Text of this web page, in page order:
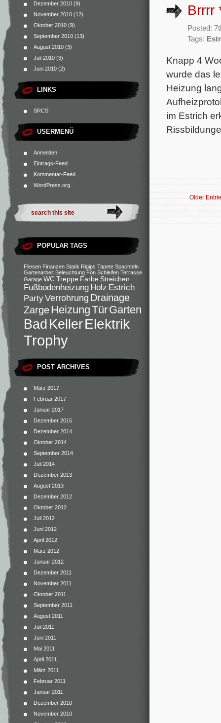
Dezember 2010 (9)
November 2010 (12)
Oktober 2010 (9)
September 2010 (13)
August 2010 (3)
Juli 2010 (3)
Juni 2010 (2)
LINKS
SRCS
USERMENÜ
Anmelden
Eintrags-Feed
Kommentar-Feed
WordPress.org
POPULAR TAGS
Fliesen Finanzen Statik Rigips Tapete Spachteln
Gartenarbeit Beleuchtung Fön Schleifen Terrasse
Garage WC Treppe Farbe Streichen
Fußbodenheizung Holz Estrich
PartyVerrohrung Drainage
ZargeHeizungTürGarten
Bad KellerElektrik
Trophy
POST ARCHIVES
März 2017
Februar 2017
Januar 2017
Dezember 2015
Dezember 2014
Oktober 2014
September 2014
Juli 2014
Dezember 2013
August 2013
Dezember 2012
Oktober 2012
Juli 2012
Juni 2012
April 2012
März 2012
Januar 2012
Dezember 2011
November 2011
Oktober 2011
September 2011
August 2011
Juli 2011
Juni 2011
Mai 2011
April 2011
März 2011
Februar 2011
Januar 2011
Dezember 2010
November 2010
Brrrr
Posted:
Tags:
Knapp 4
wurde das
Heizung
im Estrich
Older